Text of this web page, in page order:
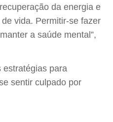
da energia e
vida. Permitir-se fazer
a saúde mental”,
estratégias para
sentir culpado por